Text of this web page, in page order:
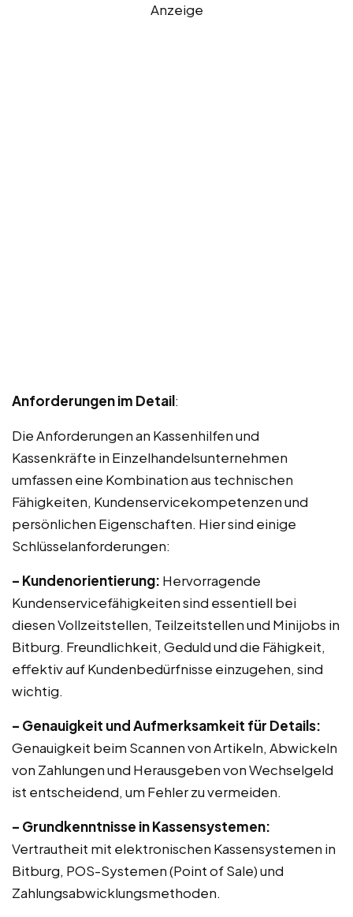
Anzeige
Anforderungen im Detail:
Die Anforderungen an Kassenhilfen und
Kassenkräfte in Einzelhandelsunternehmen
umfassen eine Kombination aus technischen
Fähigkeiten, Kundenservicekompetenzen und
persönlichen Eigenschaften. Hier sind einige
Schlüsselanforderungen:
– Kundenorientierung: Hervorragende
Kundenservicefähigkeiten sind essentiell bei
diesen Vollzeitstellen, Teilzeitstellen und Minijobs in
Bitburg. Freundlichkeit, Geduld und die Fähigkeit,
effektiv auf Kundenbedürfnisse einzugehen, sind
wichtig.
– Genauigkeit und Aufmerksamkeit für Details:
Genauigkeit beim Scannen von Artikeln, Abwickeln
von Zahlungen und Herausgeben von Wechselgeld
ist entscheidend, um Fehler zu vermeiden.
– Grundkenntnisse in Kassensystemen:
Vertrautheit mit elektronischen Kassensystemen in
Bitburg, POS-Systemen (Point of Sale) und
Zahlungsabwicklungsmethoden.